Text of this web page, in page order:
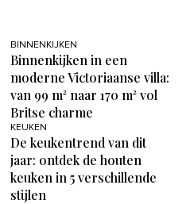
BINNENKIJKEN
Binnenkijken in een
moderne Victoriaanse villa:
van 99 m² naar 170 m² vol
Britse charme
KEUKEN
De keukentrend van dit
jaar: ontdek de houten
keuken in 5 verschillende
stijlen